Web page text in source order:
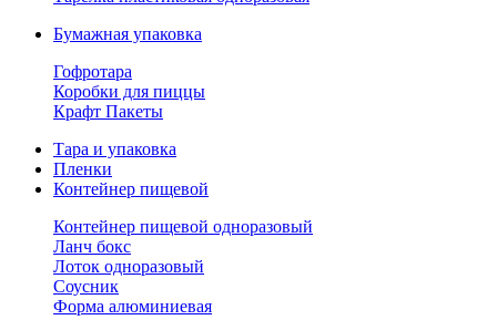
Бумажная упаковка
Гофротара
Коробки для пиццы
Крафт Пакеты
Тара и упаковка
Пленки
Контейнер пищевой
Контейнер пищевой одноразовый
Ланч бокс
Лоток одноразовый
Соусник
Форма алюминиевая